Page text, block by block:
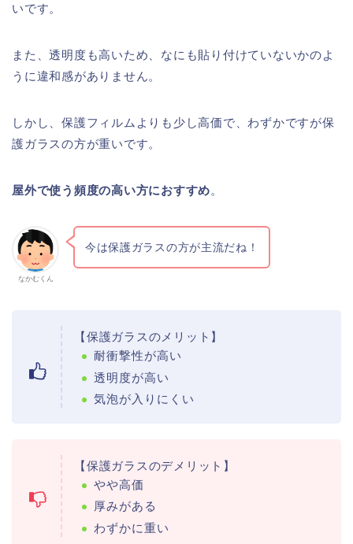
いです。
また、透明度も高いため、なにも貼り付けていないかのよ
うに違和感がありません。
しかし、保護フィルムよりも少し高価で、わずかですが保
護ガラスの方が重いです。
屋外で使う頻度の高い方におすすめ。
なかむくん
今は保護ガラスの方が主流だね！
【保護ガラスのメリット】
耐衝撃性が高い
透明度が高い
気泡が入りにくい
【保護ガラスのデメリット】
やや高価
厚みがある
わずかに重い